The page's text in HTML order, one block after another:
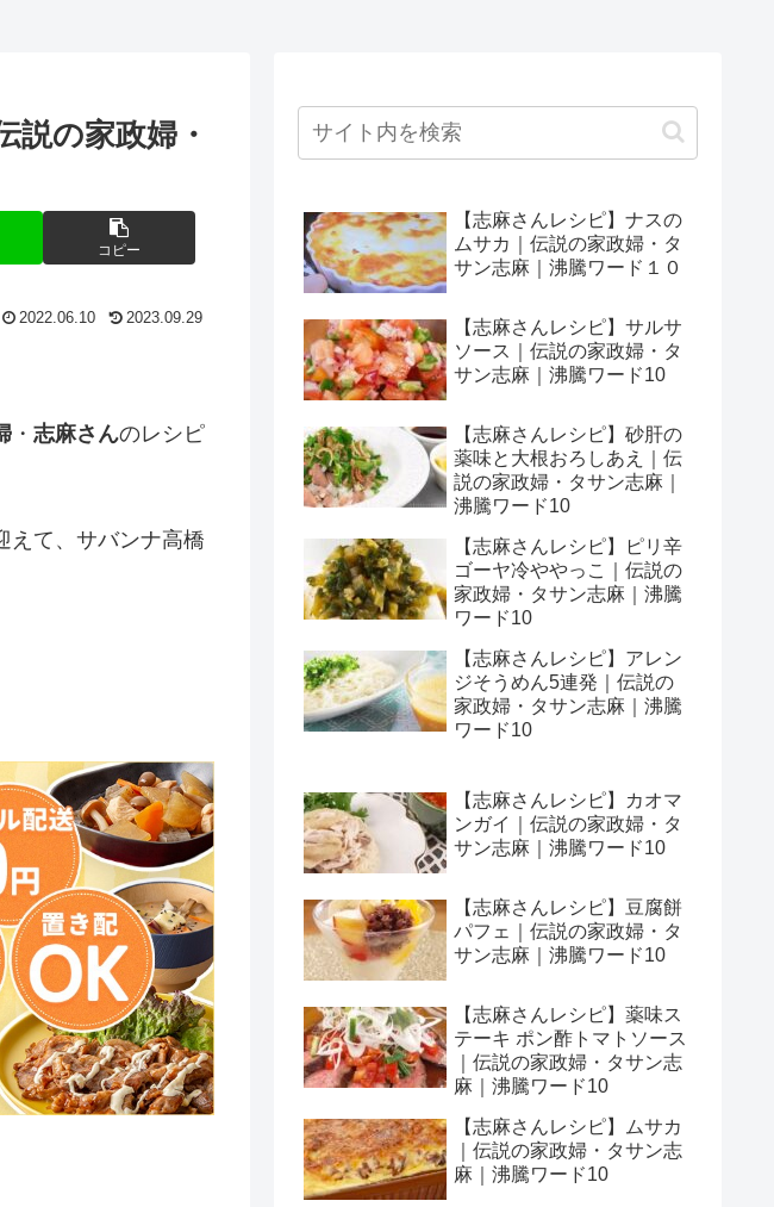
説の家政婦・
コピー
2022.06.10 2023.09.29
・ 志麻さんのレシピ
えて、サバンナ高橋
【志麻さんレシピ】ナスの
ムサカ｜伝説の家政婦・タ
サン志麻｜沸騰ワード１０
【志麻さんレシピ】サルサ
ソース｜伝説の家政婦・タ
サン志麻｜沸騰ワード10
【志麻さんレシピ】砂肝の
薬味と大根おろしあえ｜伝
説の家政婦・タサン志麻｜
沸騰ワード10
【志麻さんレシピ】ピリ辛
ゴーヤ冷ややっこ｜伝説の
家政婦・タサン志麻｜沸騰
ワード10
【志麻さんレシピ】アレン
ジそうめん5連発｜伝説の
家政婦・タサン志麻｜沸騰
ワード10
【志麻さんレシピ】カオマ
ンガイ｜伝説の家政婦・タ
サン志麻｜沸騰ワード10
【志麻さんレシピ】豆腐餅
パフェ｜伝説の家政婦・タ
サン志麻｜沸騰ワード10
【志麻さんレシピ】薬味ス
テーキ ポン酢トマトソース
｜伝説の家政婦・タサン志
麻｜沸騰ワード10
【志麻さんレシピ】ムサカ
｜伝説の家政婦・タサン志
麻｜沸騰ワード10